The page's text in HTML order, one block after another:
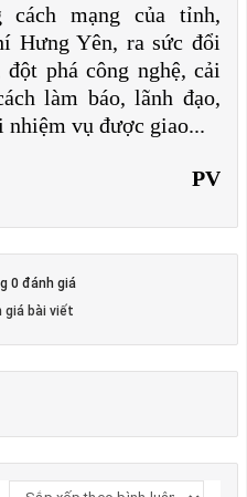
cách mạng của tỉnh,
Hưng Yên, ra sức đổi
phá công nghệ, cải
làm báo, lãnh đạo,
vụ được giao...
PV
0 đánh giá
giá bài viết